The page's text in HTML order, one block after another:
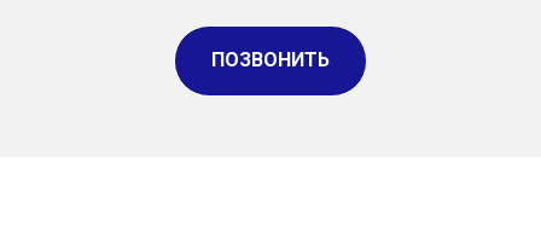
ПОЗВОНИТЬ